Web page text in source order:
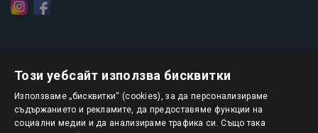
БЮЛЕТИН
Този уебсайт използва бисквитки
Използваме „бисквитки“ (cookies), за да персонализираме
съдържанието и рекламите, да предоставяме функции на
социални медии и да анализираме трафика си. Също така